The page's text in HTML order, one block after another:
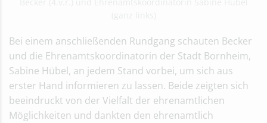
Bei einem anschließenden Rundgang schauten Becker
und die Ehrenamtskoordinatorin der Stadt Bornheim,
Sabine Hübel, an jedem Stand vorbei, um sich aus
erster Hand informieren zu lassen. Beide zeigten sich
beeindruckt von der Vielfalt der ehrenamtlichen
Möglichkeiten und dankten den ehrenamtlich